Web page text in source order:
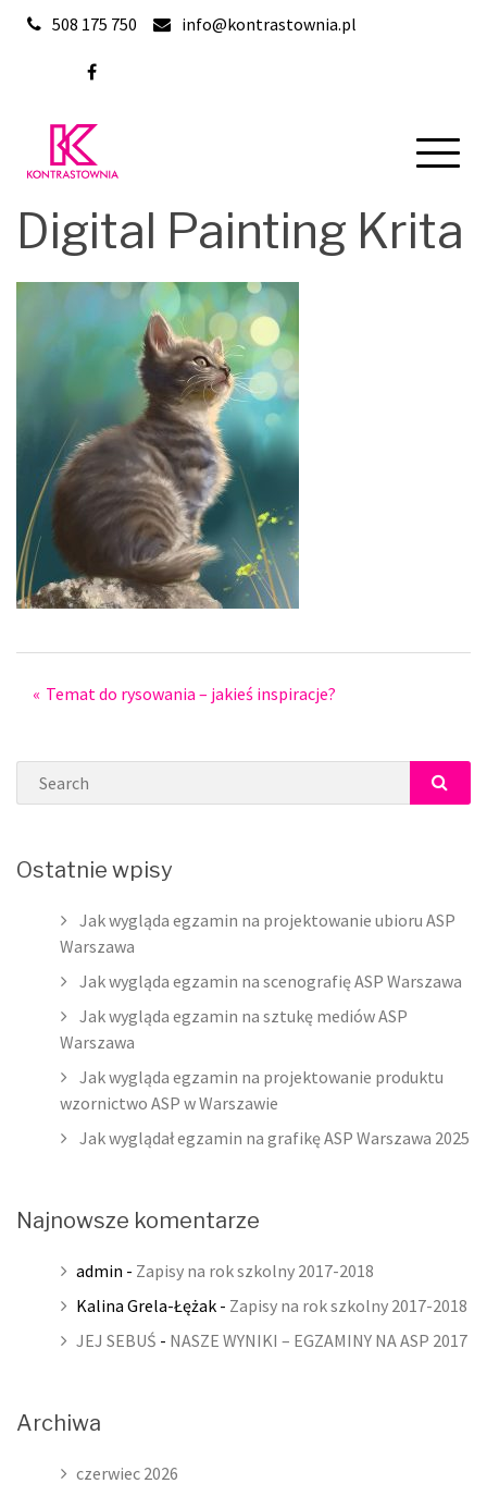
Skip
508 175 750 info@kontrastownia.pl
Digital Painting Krita
Post
Temat do rysowania – jakieś inspiracje?
Search
Ostatnie wpisy
Jak wygląda egzamin na projektowanie ubioru ASP
Warszawa
Jak wygląda egzamin na scenografię ASP Warszawa
Jak wygląda egzamin na sztukę mediów ASP
Warszawa
Jak wygląda egzamin na projektowanie produktu
wzornictwo ASP w Warszawie
Jak wyglądał egzamin na grafikę ASP Warszawa 2025
Najnowsze komentarze
admin - Zapisy na rok szkolny 2017-2018
Kalina Grela-Łężak - Zapisy na rok szkolny 2017-2018
JEJ SEBUŚ - NASZE WYNIKI – EGZAMINY NA ASP 2017
Archiwa
czerwiec 2026